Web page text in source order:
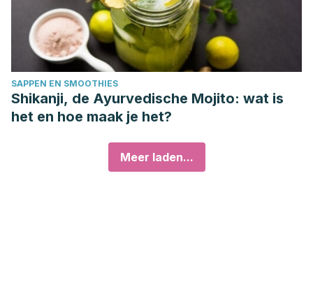
SAPPEN EN SMOOTHIES
Shikanji, de Ayurvedische Mojito: wat is
het en hoe maak je het?
Meer laden...